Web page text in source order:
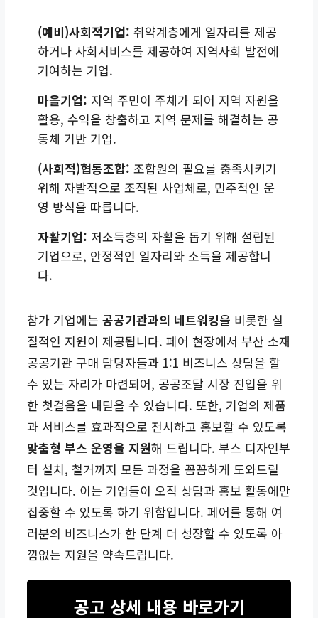
(예비)사회적기업: 취약계층에게 일자리를 제공
하거나 사회서비스를 제공하여 지역사회 발전에
기여하는 기업.
마을기업: 지역 주민이 주체가 되어 지역 자원을
활용, 수익을 창출하고 지역 문제를 해결하는 공
동체 기반 기업.
(사회적)협동조합: 조합원의 필요를 충족시키기
위해 자발적으로 조직된 사업체로, 민주적인 운
영 방식을 따릅니다.
자활기업: 저소득층의 자활을 돕기 위해 설립된
기업으로, 안정적인 일자리와 소득을 제공합니
다.
참가 기업에는공공기관과의 네트워킹을 비롯한 실
질적인 지원이 제공됩니다. 페어 현장에서 부산 소재
공공기관 구매 담당자들과 1:1 비즈니스 상담을 할
수 있는 자리가 마련되어, 공공조달 시장 진입을 위
한 첫걸음을 내딛을 수 있습니다. 또한, 기업의 제품
과 서비스를 효과적으로 전시하고 홍보할 수 있도록
맞춤형 부스 운영을 지원해 드립니다. 부스 디자인부
터 설치, 철거까지 모든 과정을 꼼꼼하게 도와드릴
것입니다. 이는 기업들이 오직 상담과 홍보 활동에만
집중할 수 있도록 하기 위함입니다. 페어를 통해 여
러분의 비즈니스가 한 단계 더 성장할 수 있도록 아
낌없는 지원을 약속드립니다.
공고 상세 내용 바로가기